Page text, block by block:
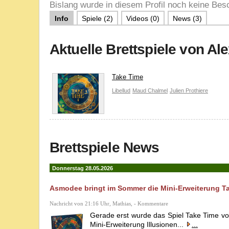
Bislang wurde in diesem Profil noch keine
Info Spiele (2) Videos (0) News (3)
Aktuelle Brettspiele von
Take Time
Libellud Maud Chalmel Julien Prothiere
Brettspiele News
Donnerstag 28.05.2026
Asmodee bringt im Sommer die Mini-Erweiterung
Nachricht von 21:16 Uhr, Mathias, - Kommentare
Gerade erst wurde das Spiel Take Time
Mini-Erweiterung Illusionen...